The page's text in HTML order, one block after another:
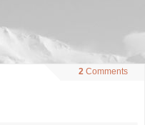
2 Comments